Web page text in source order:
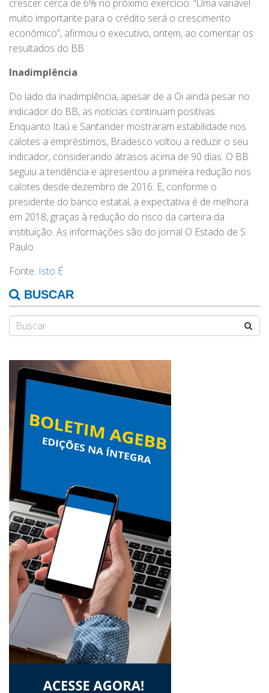
crescer cerca de 6% no próximo exercício. “Uma variável
muito importante para o crédito será o crescimento
econômico”, afirmou o executivo, ontem, ao comentar os
resultados do BB.
Inadimplência
Do lado da inadimplência, apesar de a Oi ainda pesar no
indicador do BB, as notícias continuam positivas.
Enquanto Itaú e Santander mostraram estabilidade nos
calotes a empréstimos, Bradesco voltou a reduzir o seu
indicador, considerando atrasos acima de 90 dias. O BB
seguiu a tendência e apresentou a primeira redução nos
calotes desde dezembro de 2016. E, conforme o
presidente do banco estatal, a expectativa é de melhora
em 2018, graças à redução do risco da carteira da
instituição. As informações são do jornal O Estado de S.
Paulo.
Fonte: Isto É
BUSCAR